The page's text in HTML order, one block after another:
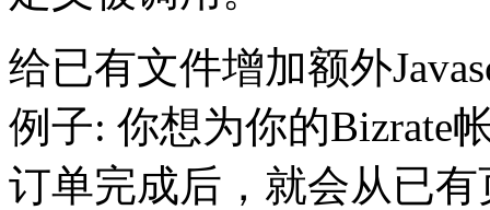
给已有文件增加额外
例子: 你想为你的Bizrate
订单完成后，就会从已